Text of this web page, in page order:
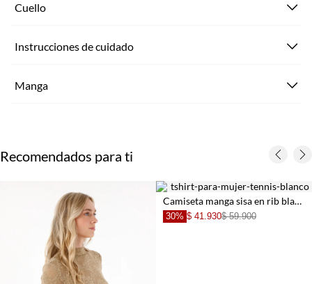
Cuello
Instrucciones de cuidado
Manga
Recomendados para ti
Camiseta manga sisa en rib blanca con diseño limpio para mujer
30% $ 41.930$ 59.900